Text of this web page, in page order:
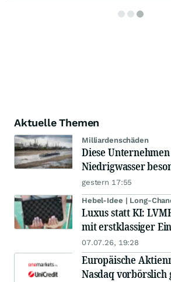
Aktuelle Themen
Milliardenschäden
Diese
Niedrigwasser
gestern 17:55
Hebel-Idee | Long-
Luxus statt KI:
mit erstklassiger
07.07.26, 19:28
Europäische
Nasdaq vorbörslich